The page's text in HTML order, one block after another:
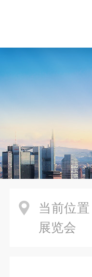
当前位置
展览会